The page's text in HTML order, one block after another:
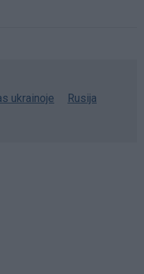
ukrainoje
Rusija